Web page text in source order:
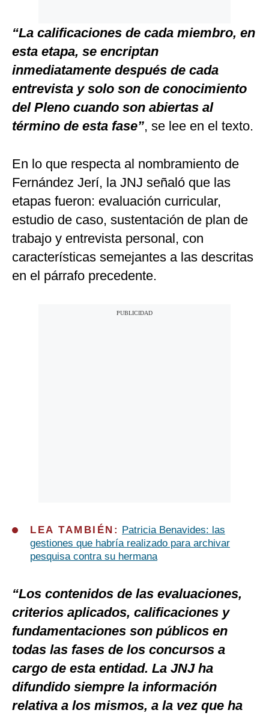
“La calificaciones de cada miembro, en
esta etapa, se encriptan
inmediatamente después de cada
entrevista y solo son de conocimiento
del Pleno cuando son abiertas al
término de esta fase”, se lee en el texto.
En lo que respecta al nombramiento de
Fernández Jerí, la JNJ señaló que las
etapas fueron: evaluación curricular,
estudio de caso, sustentación de plan de
trabajo y entrevista personal, con
características semejantes a las descritas
en el párrafo precedente.
LEA TAMBIÉN:
Patricia Benavides: las
gestiones que habría realizado para archivar
pesquisa contra su hermana
“Los contenidos de las evaluaciones,
criterios aplicados, calificaciones y
fundamentaciones son públicos en
todas las fases de los concursos a
cargo de esta entidad. La JNJ ha
difundido siempre la información
relativa a los mismos, a la vez que ha